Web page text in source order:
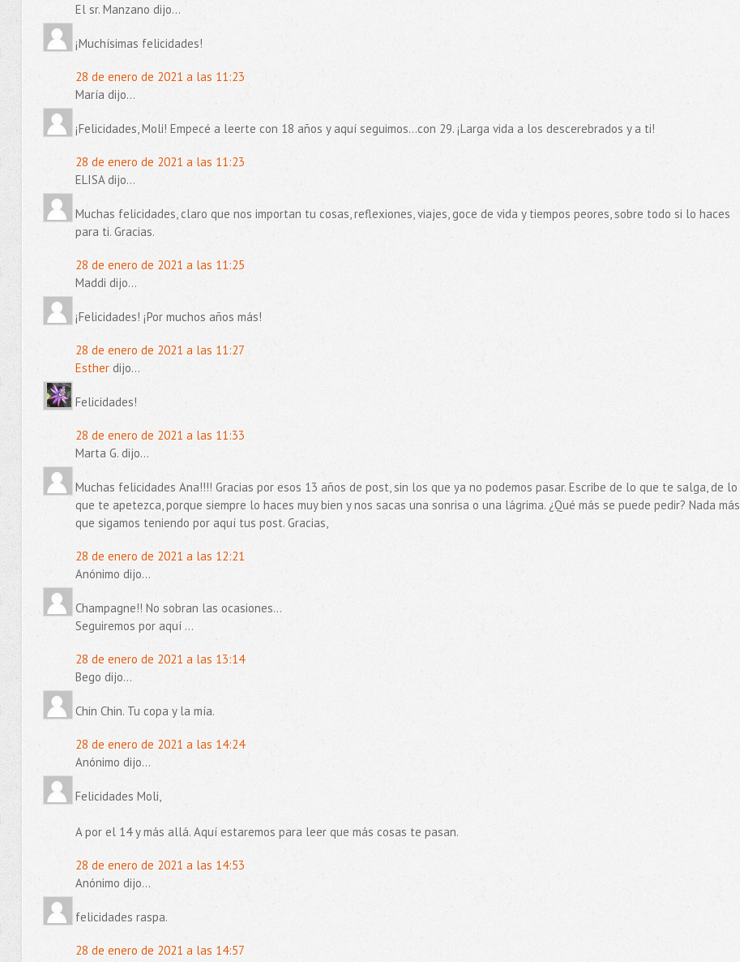
El sr. Manzano dijo...
¡Muchísimas felicidades!
28 de enero de 2021 a las 11:23
María dijo...
¡Felicidades, Moli! Empecé a leerte con 18 años y aquí seguimos...con 29. ¡Larga vida a los descerebrados y a ti!
28 de enero de 2021 a las 11:23
ELISA dijo...
Muchas felicidades, claro que nos importan tu cosas, reflexiones, viajes, goce de vida y tiempos peores, sobre todo si lo haces
para ti. Gracias.
28 de enero de 2021 a las 11:25
Maddi dijo...
¡Felicidades! ¡Por muchos años más!
28 de enero de 2021 a las 11:27
Estherdijo...
Felicidades!
28 de enero de 2021 a las 11:33
Marta G. dijo...
Muchas felicidades Ana!!!! Gracias por esos 13 años de post, sin los que ya no podemos pasar. Escribe de lo que te salga, de lo
que te apetezca, porque siempre lo haces muy bien y nos sacas una sonrisa o una lágrima. ¿Qué más se puede pedir? Nada más,
que sigamos teniendo por aquí tus post. Gracias,
28 de enero de 2021 a las 12:21
Anónimo dijo...
Champagne!! No sobran las ocasiones...
Seguiremos por aquí ...
28 de enero de 2021 a las 13:14
Bego dijo...
Chin Chin. Tu copa y la mía.
28 de enero de 2021 a las 14:24
Anónimo dijo...
Felicidades Moli,
A por el 14 y más allá. Aquí estaremos para leer que más cosas te pasan.
28 de enero de 2021 a las 14:53
Anónimo dijo...
felicidades raspa.
28 de enero de 2021 a las 14:57